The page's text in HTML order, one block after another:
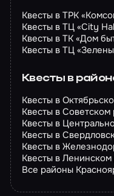
Квесты в ТРК
Квесты в ТЦ «City
Квесты в ТК «Дом
Квесты в ТЦ
Квесты в
Квесты в
Квесты в Советском
Квесты в
Квесты в
Квесты в
Квесты в
Все районы